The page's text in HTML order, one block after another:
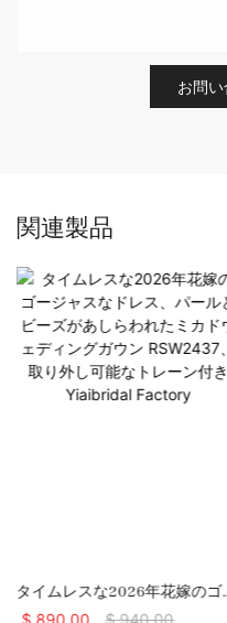
お問
関連製品
タイムレスな2026年花嫁のゴ
ジャスなドレス、パールとビー
$ 890.00 $940.00